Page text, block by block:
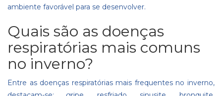
ambiente favorável para se desenvolver.
Quais são as doenças
respiratórias mais comuns
no inverno?
Entre as doenças respiratórias mais frequentes no inverno,